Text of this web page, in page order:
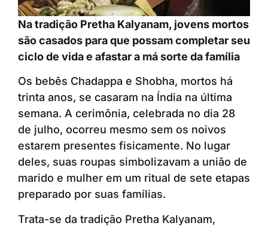
Na tradição Pretha Kalyanam, jovens mortos
são casados para que possam completar seu
ciclo de vida e afastar a má sorte da família
Os bebês Chadappa e Shobha, mortos há
trinta anos, se casaram na Índia na última
semana. A cerimônia, celebrada no dia 28
de julho, ocorreu mesmo sem os noivos
estarem presentes fisicamente. No lugar
deles, suas roupas simbolizavam a união de
marido e mulher em um ritual de sete etapas
preparado por suas famílias.
Trata-se da tradição Pretha Kalyanam,